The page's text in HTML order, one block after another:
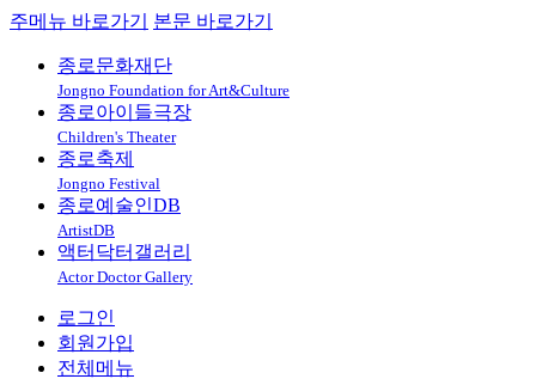
주메뉴 바로가기 본문 바로가기
종로문화재단
Jongno Foundation for Art&Culture
종로아이들극장
Children's Theater
종로축제
Jongno Festival
종로예술인DB
ArtistDB
액터닥터갤러리
Actor Doctor Gallery
로그인
회원가입
전체메뉴